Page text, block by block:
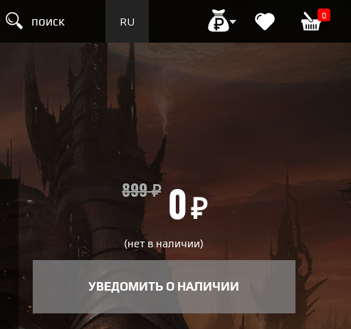
поиск RU
EN
0
899₽ 0₽
(нет в наличии)
УВЕДОМИТЬ О НАЛИЧИИ